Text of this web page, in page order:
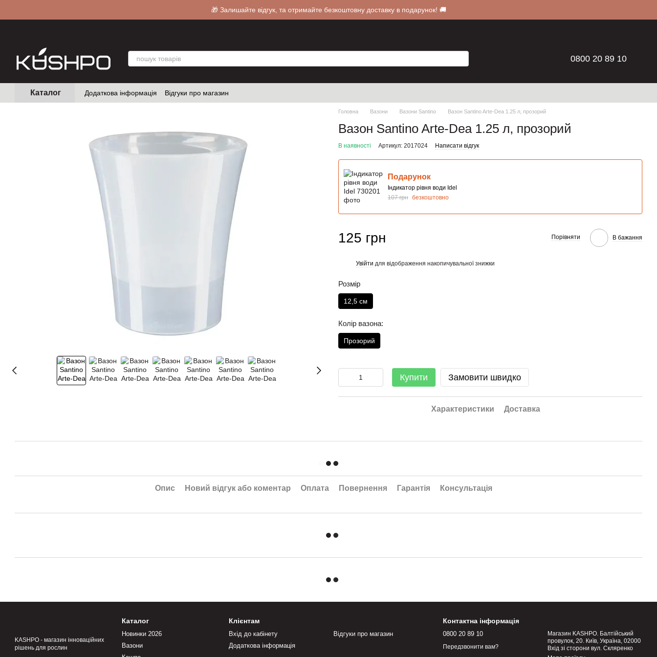
🎁 Залишайте відгук, та отримайте безкоштовну доставку в подарунок! 🚚
0800 20 89 10
Каталог Додаткова інформація Відгуки про магазин
Головна Вазони Вазони Santino Вазон Santino Arte-Dea 1.25 л, прозорий
Вазон Santino Arte-Dea 1.25 л, прозорий
В наявності Артикул: 2017024 Написати відгук
Подарунок
Індикатор рівня води Idel
107 грн безкоштовно
125 грн Порівняти В бажання
Увійти для відображення накопичувальної знижки
Розмір
12,5 см
Колір вазона:
Прозорий
Купити Замовити швидко
Характеристики Доставка
Опис Новий відгук або коментар Оплата Повернення Гарантія Консультація
KASHPO - магазин інноваційних
рішень для рослин
Каталог
Новинки 2026
Вазони
Клієнтам
Вхід до кабінету
Додаткова інформація
Відгуки про магазин
Контактна інформація
0800 20 89 10
Передзвонити вам?
Магазин KASHPO. Балтійський
провулок, 20. Київ, Україна, 02000
Вхід зі сторони вул. Скляренко